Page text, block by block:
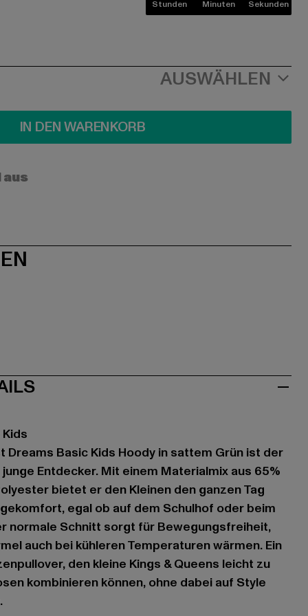
Stunden Minuten Sekunden
AUSWÄHLEN
IN DEN WARENKORB
Dreams Basic Kids Hoody in sattem Grün ist der
Entdecker. Mit einem Materialmix aus 65%
bietet er den Kleinen den ganzen Tag
egal ob auf dem Schulhof oder beim
normale Schnitt sorgt für Bewegungsfreiheit,
auch bei kühleren Temperaturen wärmen. Ein
den kleine Kings & Queens leicht zu
kombinieren können, ohne dabei auf Style